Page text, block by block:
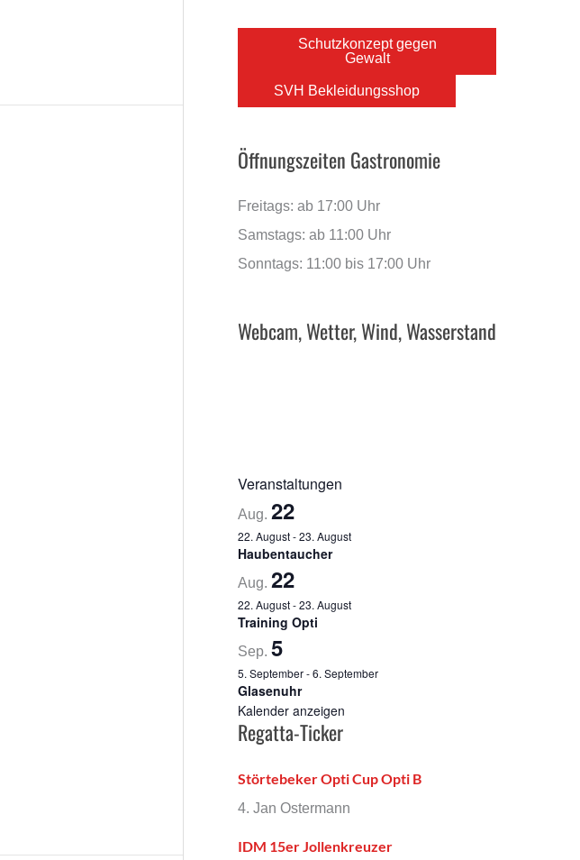
Schutzkonzept gegen
Gewalt
SVH Bekleidungsshop
Öffnungszeiten Gastronomie
Freitags: ab 17:00 Uhr
Samstags: ab 11:00 Uhr
Sonntags: 11:00 bis 17:00 Uhr
Webcam, Wetter, Wind, Wasserstand
Veranstaltungen
Aug. 22
22. August-23. August
Haubentaucher
Aug. 22
22. August-23. August
Training Opti
Sep. 5
5. September-6. September
Glasenuhr
Kalender anzeigen
Regatta-Ticker
Störtebeker Opti Cup Opti B
4. Jan Ostermann
IDM 15er Jollenkreuzer